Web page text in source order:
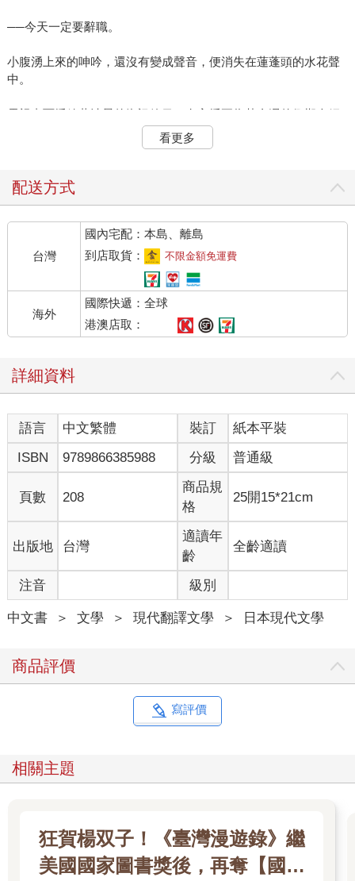
──今天一定要辭職。
小腹湧上來的呻吟，還沒有變成聲音，便消失在蓮蓬頭的水花聲
中。
電視畫面播放著清晨的資訊節目，女主播正為黃金週的假期介紹
自由之丘。這地方不知走過多少次了，但是一旦冠上「約會聖
地」這樣的名字，卻顯得既遙遠又陌生。
外面還是料峭的寒意，但是春天的陽光給人即將轉暖的預感，憑
隨著惠比壽車站附近的店鋪映入眼簾，緊張感逐漸升高，心情也
越來越沉重。一旦腳步有些躊躇，便好像再也邁不出去了。
輕輕推開營業室的門，朝室內張望了一下。有幾名同事已經在
座，正在準備業務，但看不到主管的影子。
「臉色這麼差！」
同課的中田轉過臉說，他的眼眶泛黑，刻著深深的皺紋。
「你自己還不是？部長還沒來啊？」
明知還沒來，但還是忍不住求證。
「在的話，我還敢跟你聊天嗎？」
從抽屜拿出整髮劑與領帶，走到盥洗室。
鏡子裡的臉十分憔悴，宛如老了好幾歲。皮膚粗糙，眼睛下方出
現了凹陷，我迅速整理了儀容，回到座位。
白板上掛著自己名字「松尾」的行事欄，寫著十點三十分，自由
之丘，秋元太太，是上星期預約看屋的客人。
「你今天有帶看嗎？」
中田小聲回答。
「好險啊。連續三天沒有案子的話，會被部長K死。」
看更多
配送方式
台灣
國內宅配：本島、離島
到店取貨：
不限金額免運費
海外
國際快遞：全球
港澳店取：
詳細資料
語言 中文繁體 裝訂
紙本平裝
ISBN
9789866385988 分級 普通級
頁數 208
商品規
格
25開15*21cm
出版地 台灣
適讀年
齡
全齡適讀
注音 級別
中文書 ＞ 文學 ＞ 現代翻譯文學 ＞ 日本現代文學
商品評價
寫評價
相關主題
狂賀楊双子！《臺灣漫遊錄》繼
美國國家圖書獎後，再奪【國際